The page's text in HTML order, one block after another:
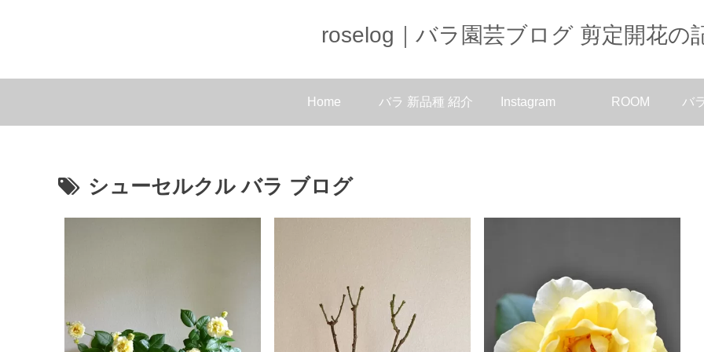
roselog｜バラ園芸ブログ 剪定開花の
Home バラ 新品種 紹介 Instagram ROOM バ
シューセルクル バラ ブログ